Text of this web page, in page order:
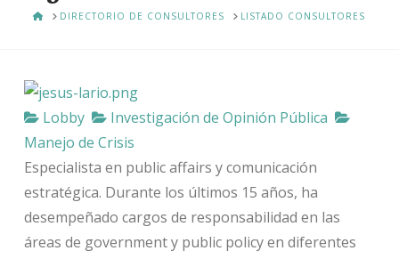
HOMEDIRECTORIO DE CONSULTORES LISTADO CONSULTORES
Lobby
Investigación de Opinión Pública
Manejo de Crisis
Especialista en public affairs y comunicación
estratégica. Durante los últimos 15 años, ha
desempeñado cargos de responsabilidad en las
áreas de government y public policy en diferentes